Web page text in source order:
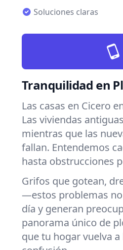
Soluciones claras
Tranquilidad en
Las casas en Cicero
Las viviendas
mientras que las
fallan. Entendemos
hasta obstrucciones
Grifos que gotean,
—estos problemas
día y generan
panorama único de
que tu hogar vuelva